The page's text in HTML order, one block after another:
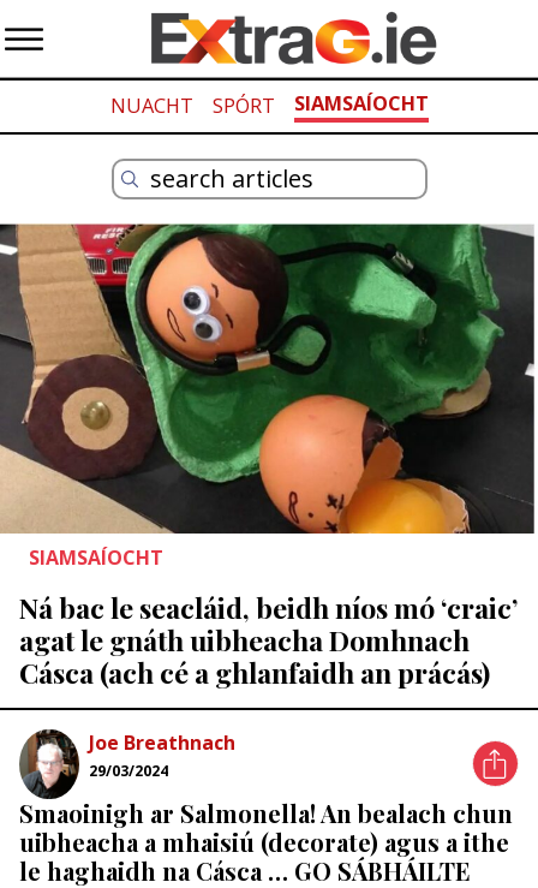
NUACHT SPÓRT SIAMSAÍOCHT
SIAMSAÍOCHT
Ná bac le seacláid, beidh níos mó ‘craic’
agat le gnáth uibheacha Domhnach
Cásca (ach cé a ghlanfaidh an prácás)
Joe Breathnach
29/03/2024
Smaoinigh ar Salmonella! An bealach chun
uibheacha a mhaisiú (decorate) agus a ithe
le haghaidh na Cásca … GO SÁBHÁILTE